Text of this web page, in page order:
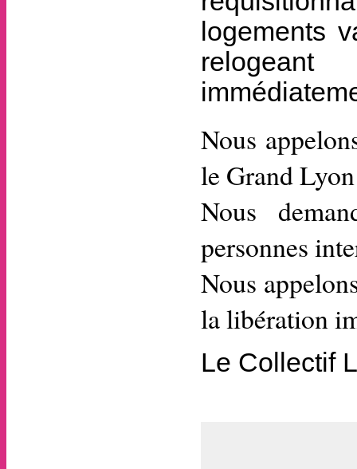
logements
relogeant
Nous
le Grand
Nous
personnes
Nous
la libération
Le Collectif